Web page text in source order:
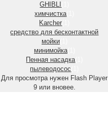
GHIBLI
химчистка(1)
Karcher
средство для бесконтактной
мойки
минимойка(1)
Пенная насадка(1)
пылеводосос
Для просмотра нужен Flash Player
9 или вновее.